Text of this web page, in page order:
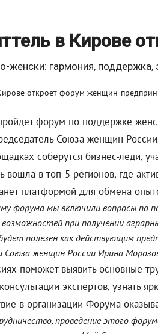
в Кирове
женски: гармония, поддержка,
форум по поддержке
Союза женщин
соберутся бизнес-леди,
вошла в топ-5 регионов, где
платформой для обмена
форума мы включили вопросы по
при получении
полезен как действующим
Союза женщин России Ирина
поможет выявить основные
экспертов, узнать
в организации Форума
проведение этого